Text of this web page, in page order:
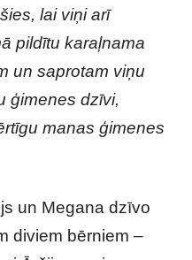
lai viņi arī
pildītu karaļnama
un saprotam viņu
ģimenes dzīvi,
manas ģimenes
un Megana dzīvo
diviem bērniem –